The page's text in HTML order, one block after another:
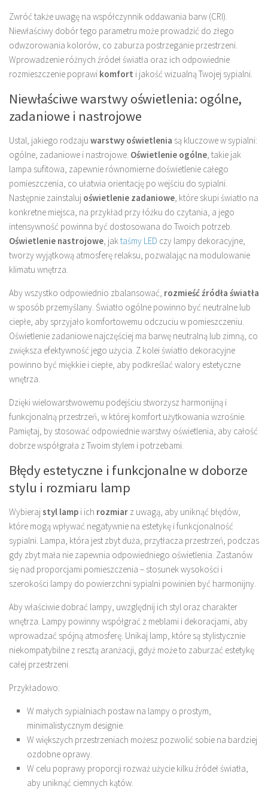
Zwróć także uwagę na współczynnik oddawania barw (CRI).
Niewłaściwy dobór tego parametru może prowadzić do złego
odwzorowania kolorów, co zaburza postrzeganie przestrzeni.
Wprowadzenie różnych źródeł światła oraz ich odpowiednie
rozmieszczenie poprawi komfort i jakość wizualną Twojej sypialni.
Niewłaściwe warstwy oświetlenia: ogólne,
zadaniowe i nastrojowe
Ustal, jakiego rodzaju warstwy oświetlenia są kluczowe w sypialni:
ogólne, zadaniowe i nastrojowe. Oświetlenie ogólne , takie jak
lampa sufitowa, zapewnie równomierne doświetlenie całego
pomieszczenia, co ułatwia orientację po wejściu do sypialni.
Następnie zainstaluj oświetlenie zadaniowe , które skupi światło na
konkretne miejsca, na przykład przy łóżku do czytania, a jego
intensywność powinna być dostosowana do Twoich potrzeb.
Oświetlenie nastrojowe , jak taśmy LED czy lampy dekoracyjne,
tworzy wyjątkową atmosferę relaksu, pozwalając na modulowanie
klimatu wnętrza.
Aby wszystko odpowiednio zbalansować, rozmieść źródła światła
w sposób przemyślany. Światło ogólne powinno być neutralne lub
ciepłe, aby sprzyjało komfortowemu odczuciu w pomieszczeniu.
Oświetlenie zadaniowe najczęściej ma barwę neutralną lub zimną, co
zwiększa efektywność jego użycia. Z kolei światło dekoracyjne
powinno być miękkie i ciepłe, aby podkreślać walory estetyczne
wnętrza.
Dzięki wielowarstwowemu podejściu stworzysz harmonijną i
funkcjonalną przestrzeń, w której komfort użytkowania wzrośnie.
Pamiętaj, by stosować odpowiednie warstwy oświetlenia, aby całość
dobrze współgrała z Twoim stylem i potrzebami.
Błędy estetyczne i funkcjonalne w doborze
stylu i rozmiaru lamp
Wybierajstyl lamp i ich rozmiar z uwagą, aby uniknąć błędów,
które mogą wpływać negatywnie na estetykę i funkcjonalność
sypialni. Lampa, która jest zbyt duża, przytłacza przestrzeń, podczas
gdy zbyt mała nie zapewnia odpowiedniego oświetlenia. Zastanów
się nad proporcjami pomieszczenia – stosunek wysokości i
szerokości lampy do powierzchni sypialni powinien być harmonijny.
Aby właściwie dobrać lampy, uwzględnij ich styl oraz charakter
wnętrza. Lampy powinny współgrać z meblami i dekoracjami, aby
wprowadzać spójną atmosferę. Unikaj lamp, które są stylistycznie
niekompatybilne z resztą aranżacji, gdyż może to zaburzać estetykę
całej przestrzeni.
Przykładowo:
W małych sypialniach postaw na lampy o prostym,
minimalistycznym designie.
W większych przestrzeniach możesz pozwolić sobie na bardziej
ozdobne oprawy.
W celu poprawy proporcji rozważ użycie kilku źródeł światła,
aby uniknąć ciemnych kątów.